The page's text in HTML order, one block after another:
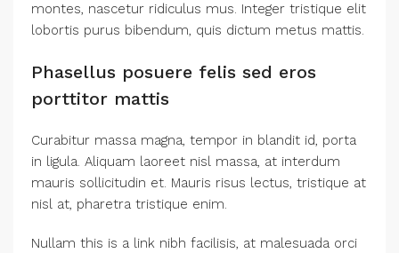
montes, nascetur ridiculus mus. Integer tristique elit
lobortis purus bibendum, quis dictum metus mattis.
Phasellus posuere felis sed eros
porttitor mattis
Curabitur massa magna, tempor in blandit id, porta
in ligula. Aliquam laoreet nisl massa, at interdum
mauris sollicitudin et. Mauris risus lectus, tristique at
nisl at, pharetra tristique enim.
Nullam this is a link nibh facilisis, at malesuada orci